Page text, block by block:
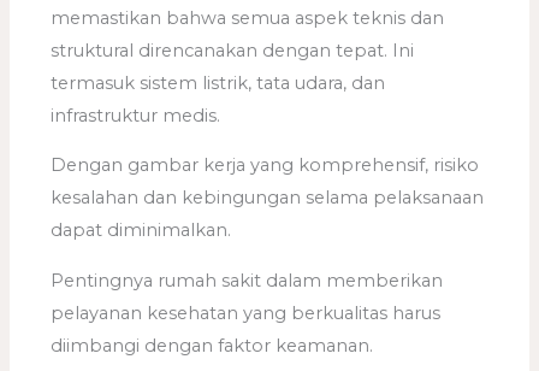
memastikan bahwa semua aspek teknis dan
struktural direncanakan dengan tepat. Ini
termasuk sistem listrik, tata udara, dan
infrastruktur medis.
Dengan gambar kerja yang komprehensif, risiko
kesalahan dan kebingungan selama pelaksanaan
dapat diminimalkan.
Pentingnya rumah sakit dalam memberikan
pelayanan kesehatan yang berkualitas harus
diimbangi dengan faktor keamanan.